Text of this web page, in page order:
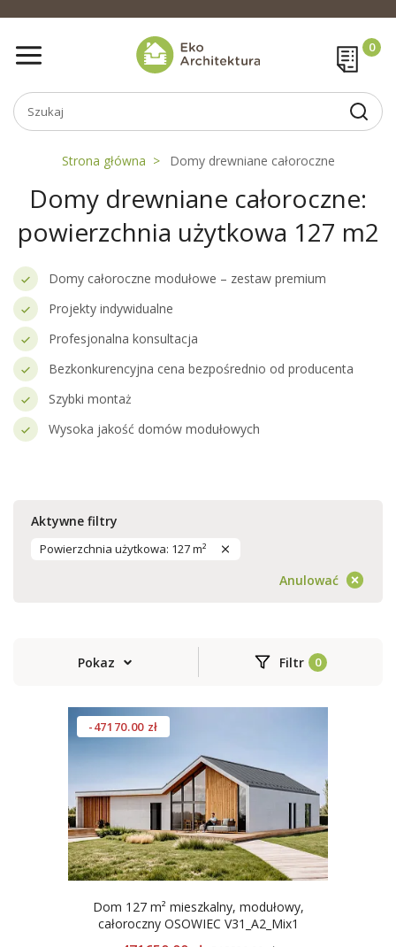
Strona główna Domy drewniane całoroczne
Domy drewniane całoroczne:
powierzchnia użytkowa 127 m2
Domy całoroczne modułowe – zestaw premium
Projekty indywidualne
Profesjonalna konsultacja
Bezkonkurencyjna cena bezpośrednio od producenta
Szybki montaż
Wysoka jakość domów modułowych
Aktywne filtry
Powierzchnia użytkowa: 127 m²
Anulować
Pokaz Filtr
-47170.00 zł
Dom 127 m² mieszkalny, modułowy,
całoroczny OSOWIEC V31_A2_Mix1